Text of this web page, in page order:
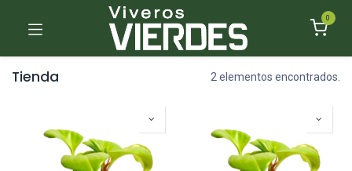
0
Tienda 2 elementos encontrados.